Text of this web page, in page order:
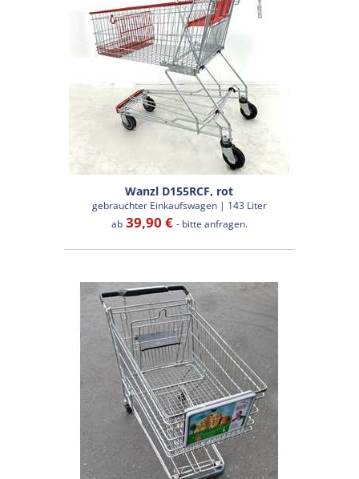
Wanzl D155RCF, rot
gebrauchter Einkaufswagen | 143 Liter
ab39,90 € - bitte anfragen.